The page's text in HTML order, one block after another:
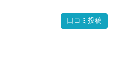
口コミ投稿